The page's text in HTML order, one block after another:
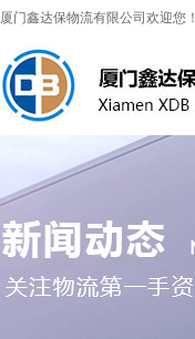
厦门鑫达保物流有限公司欢迎您！